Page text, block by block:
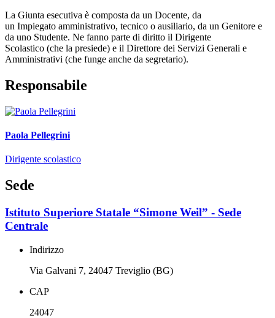
La Giunta esecutiva è composta da un Docente, da
un Impiegato amministrativo, tecnico o ausiliario, da un Genitore e
da uno Studente. Ne fanno parte di diritto il Dirigente
Scolastico (che la presiede) e il Direttore dei Servizi Generali e
Amministrativi (che funge anche da segretario).
Responsabile
Paola Pellegrini
Dirigente scolastico
Sede
Istituto Superiore Statale “Simone Weil” - Sede
Centrale
Indirizzo
Via Galvani 7, 24047 Treviglio (BG)
CAP
24047